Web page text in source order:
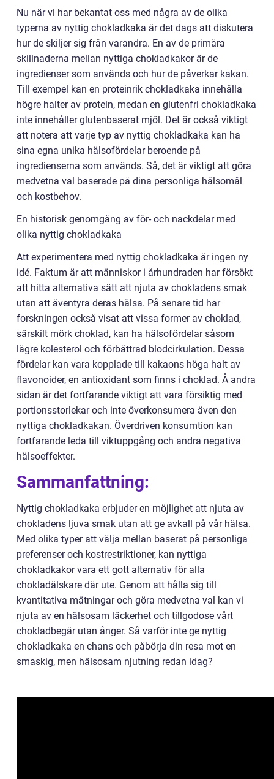
Nu när vi har bekantat oss med några av de olika
typerna av nyttig chokladkaka är det dags att diskutera
hur de skiljer sig från varandra. En av de primära
skillnaderna mellan nyttiga chokladkakor är de
ingredienser som används och hur de påverkar kakan.
Till exempel kan en proteinrik chokladkaka innehålla
högre halter av protein, medan en glutenfri chokladkaka
inte innehåller glutenbaserat mjöl. Det är också viktigt
att notera att varje typ av nyttig chokladkaka kan ha
sina egna unika hälsofördelar beroende på
ingredienserna som används. Så, det är viktigt att göra
medvetna val baserade på dina personliga hälsomål
och kostbehov.
En historisk genomgång av för- och nackdelar med
olika nyttig chokladkaka
Att experimentera med nyttig chokladkaka är ingen ny
idé. Faktum är att människor i århundraden har försökt
att hitta alternativa sätt att njuta av chokladens smak
utan att äventyra deras hälsa. På senare tid har
forskningen också visat att vissa former av choklad,
särskilt mörk choklad, kan ha hälsofördelar såsom
lägre kolesterol och förbättrad blodcirkulation. Dessa
fördelar kan vara kopplade till kakaons höga halt av
flavonoider, en antioxidant som finns i choklad. Å andra
sidan är det fortfarande viktigt att vara försiktig med
portionsstorlekar och inte överkonsumera även den
nyttiga chokladkakan. Överdriven konsumtion kan
fortfarande leda till viktuppgång och andra negativa
hälsoeffekter.
Sammanfattning:
Nyttig chokladkaka erbjuder en möjlighet att njuta av
chokladens ljuva smak utan att ge avkall på vår hälsa.
Med olika typer att välja mellan baserat på personliga
preferenser och kostrestriktioner, kan nyttiga
chokladkakor vara ett gott alternativ för alla
chokladälskare där ute. Genom att hålla sig till
kvantitativa mätningar och göra medvetna val kan vi
njuta av en hälsosam läckerhet och tillgodose vårt
chokladbegär utan ånger. Så varför inte ge nyttig
chokladkaka en chans och påbörja din resa mot en
smaskig, men hälsosam njutning redan idag?